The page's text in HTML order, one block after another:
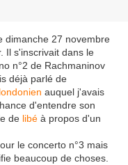
dimanche 27 novembre
Il s'inscrivait dans le
n°2 de Rachmaninov
déjà parlé de
auquel j'avais
d'entendre son
de libé à propos d'un
le concerto n°3 mais
beaucoup de choses.